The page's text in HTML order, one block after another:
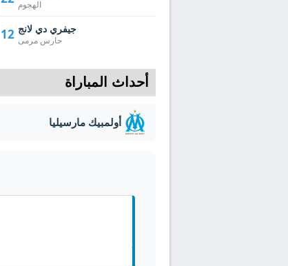
الهجوم
12 جيفري دي لانج
حارس مرمى
أحداث المباراة
أولمبيك مارسيليا